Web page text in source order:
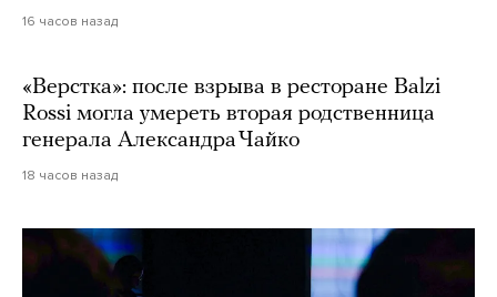
16 часов назад
«Верстка»: после взрыва в ресторане Balzi
Rossi могла умереть вторая родственница
генерала Александра Чайко
18 часов назад